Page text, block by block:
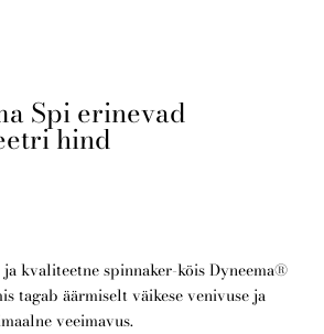
Spi erinevad
hind
kvaliteetne spinnaker-köis Dyneema®
tagab äärmiselt väikese venivuse ja
veeimavus.